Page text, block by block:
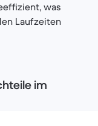
was
Laufzeiten
im